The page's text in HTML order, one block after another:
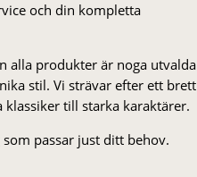
och din kompletta
alla produkter är noga utvalda
stil. Vi strä­var efter ett brett
till starka karaktärer.
passar just ditt behov.